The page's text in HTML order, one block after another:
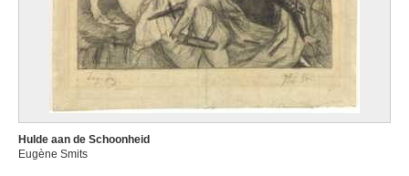
Hulde aan de Schoonheid
Eugène Smits